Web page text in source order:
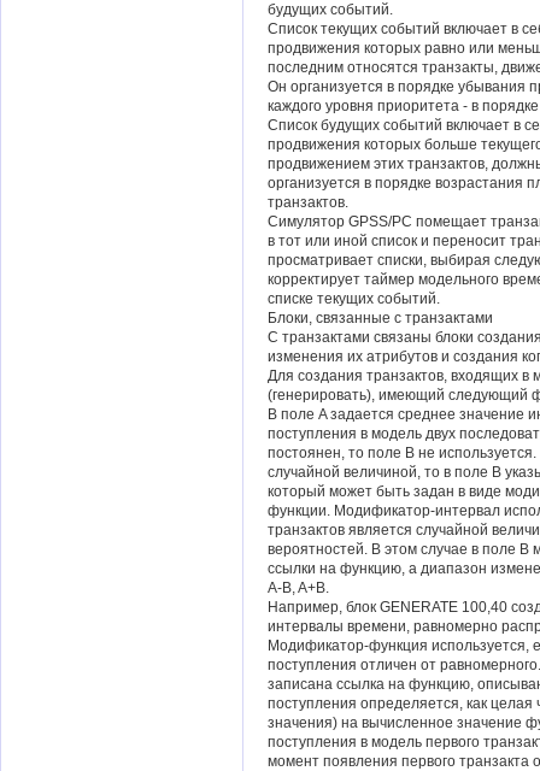
будущих событий.
Список текущих событий включает в
продвижения которых равно или
последним относятся транзакты,
Он организуется в порядке убывания
каждого уровня приоритета - в
Список будущих событий включает в
продвижения которых больше
продвижением этих транзактов,
организуется в порядке возрастания
транзактов.
Симулятор GPSS/PC помещает
в тот или иной список и переносит
просматривает списки, выбирая
корректирует таймер модельного
списке текущих событий.
Блоки, связанные с транзактами
С транзактами связаны блоки
изменения их атрибутов и создания
Для создания транзактов, входящих в
(генерировать), имеющий следующий
В поле A задается среднее значение
поступления в модель двух
постоянен, то поле B не
случайной величиной, то в поле B
который может быть задан в виде
функции. Модификатор-интервал
транзактов является случайной
вероятностей. В этом случае в поле
ссылки на функцию, а диапазон
A-B, A+B.
Например, блок GENERATE 100,40
интервалы времени, равномерно
Модификатор-функция используется,
поступления отличен от
записана ссылка на функцию,
поступления определяется, как целая
значения) на вычисленное значение
поступления в модель первого
момент появления первого